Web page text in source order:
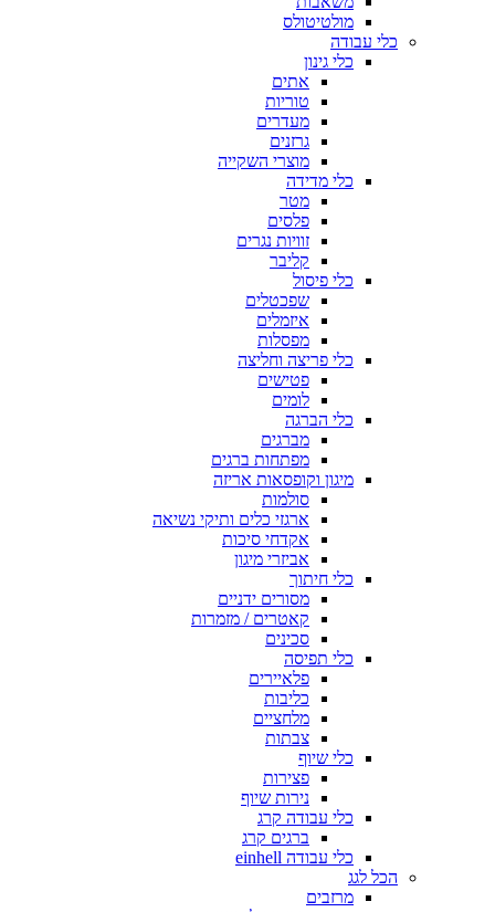
מולטיטולס
כלי עבודה
כלי גינון
אתים
טוריות
מעדרים
גרזנים
מוצרי השקייה
כלי מדידה
מטר
פלסים
זוויות נגרים
קליבר
כלי פיסול
שפכטלים
איזמלים
מפסלות
כלי פריצה וחליצה
פטישים
לומים
כלי הברגה
מברגים
מפתחות ברגים
מיגון וקופסאות אריזה
סולמות
ארגזי כלים ותיקי נשיאה
אקדחי סיכות
אביזרי מיגון
כלי חיתוך
מסורים ידניים
קאטרים / מזמרות
סכינים
כלי תפיסה
פלאיירים
כליבות
מלחציים
צבתות
כלי שיוף
פצירות
נירות שיוף
כלי עבודה קרג
ברגים קרג
כלי עבודה einhell
הכל לגג
מרזבים